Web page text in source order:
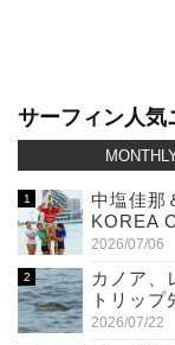
サーフィン人気
中塩佳那
KOREA
2026/07/06
カノア、
トリップ
2026/07/22